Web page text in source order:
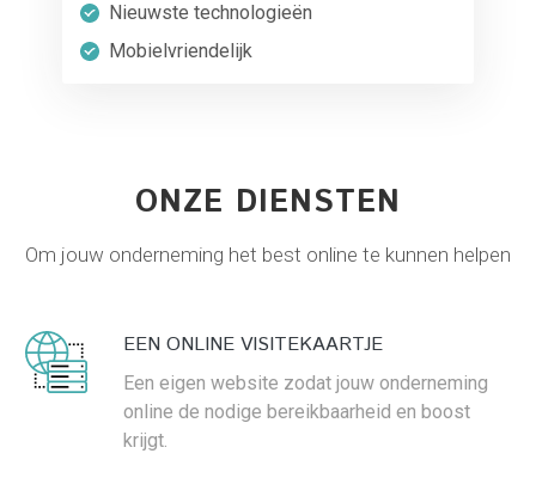
Nieuwste technologieën
Mobielvriendelijk
ONZE DIENSTEN
Om jouw onderneming het best online te kunnen helpen
EEN ONLINE VISITEKAARTJE
Een eigen website zodat jouw onderneming
online de nodige bereikbaarheid en boost
krijgt.